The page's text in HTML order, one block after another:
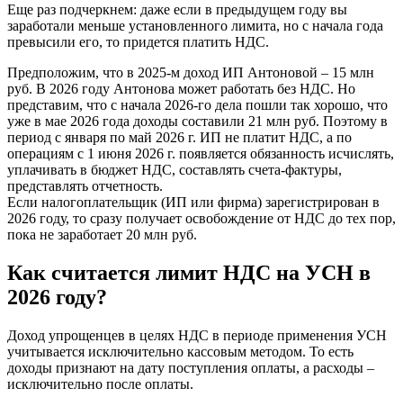
Еще раз подчеркнем: даже если в предыдущем году вы
заработали меньше установленного лимита, но с начала года
превысили его, то придется платить НДС.
Предположим, что в 2025-м доход ИП Антоновой – 15 млн
руб. В 2026 году Антонова может работать без НДС. Но
представим, что с начала 2026-го дела пошли так хорошо, что
уже в мае 2026 года доходы составили 21 млн руб. Поэтому в
период с января по май 2026 г. ИП не платит НДС, а по
операциям с 1 июня 2026 г. появляется обязанность исчислять,
уплачивать в бюджет НДС, составлять счета-фактуры,
представлять отчетность.
Если налогоплательщик (ИП или фирма) зарегистрирован в
2026 году, то сразу получает освобождение от НДС до тех пор,
пока не заработает 20 млн руб.
Как считается лимит НДС на УСН в
2026 году?
Доход упрощенцев в целях НДС в периоде применения УСН
учитывается исключительно кассовым методом. То есть
доходы признают на дату поступления оплаты, а расходы –
исключительно после оплаты.